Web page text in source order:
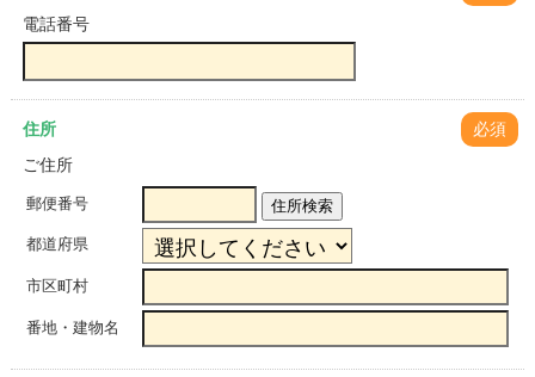
電話番号
住所
必須
ご住所
郵便番号 住所検索
都道府県
市区町村
番地・建物名